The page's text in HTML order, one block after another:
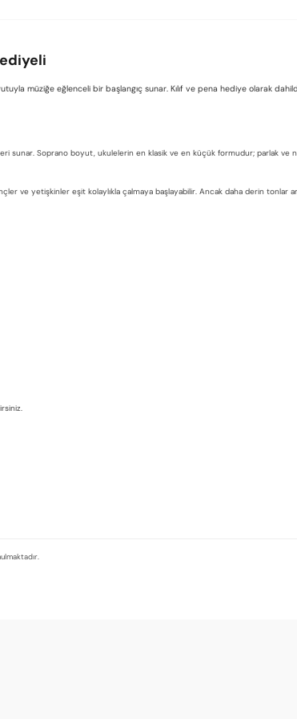
müziğe eğlenceli bir başlangıç sunar. Kılıf ve pena hediye olarak
sunar. Soprano boyut, ukulelerin en klasik ve en küçük formudur; parlak
ve yetişkinler eşit kolaylıkla çalmaya başlayabilir. Ancak daha derin